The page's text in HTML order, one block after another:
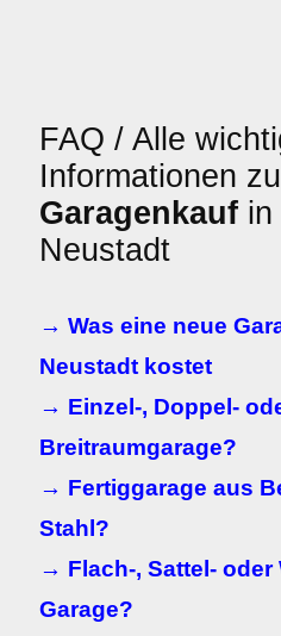
FAQ / Alle
Informationen
Garagenkauf in
Neustadt
→ Was eine neue
Neustadt kostet
→ Einzel-, Doppel-
Breitraumgarage?
→ Fertiggarage aus
Stahl?
→ Flach-, Sattel- oder
Garage?